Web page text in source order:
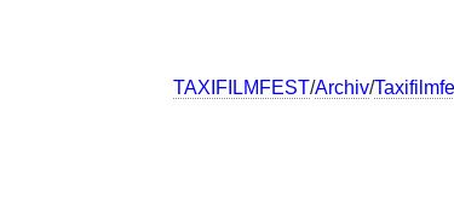
TAXIFILMFEST/Archiv/